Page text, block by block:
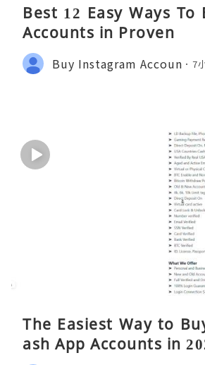
Best 12 Easy Ways To
Accounts in Proven
Buy Instagram Accoun 7
The Easiest Way to
ash App Accounts in